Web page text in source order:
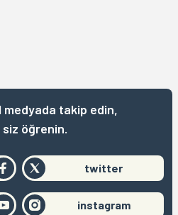
takip edin,
öğrenin.
twitter
instagram